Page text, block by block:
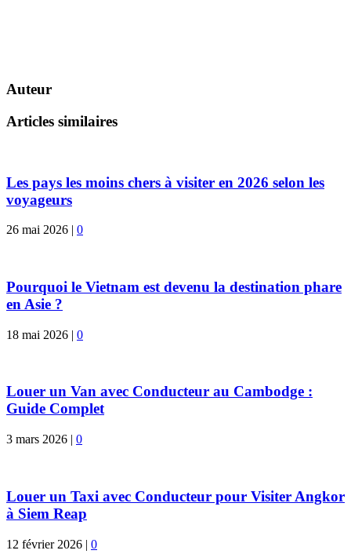
Auteur
Articles similaires
Les pays les moins chers à visiter en 2026 selon les
voyageurs
26 mai 2026 | 0
Pourquoi le Vietnam est devenu la destination phare
en Asie ?
18 mai 2026 | 0
Louer un Van avec Conducteur au Cambodge :
Guide Complet
3 mars 2026 | 0
Louer un Taxi avec Conducteur pour Visiter Angkor
à Siem Reap
12 février 2026 | 0